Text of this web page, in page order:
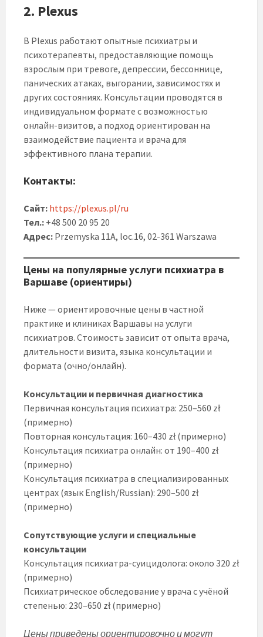
2. Plexus
В Plexus работают опытные психиатры и
психотерапевты, предоставляющие помощь
взрослым при тревоге, депрессии, бессоннице,
панических атаках, выгорании, зависимостях и
других состояниях. Консультации проводятся в
индивидуальном формате с возможностью
онлайн-визитов, а подход ориентирован на
взаимодействие пациента и врача для
эффективного плана терапии.
Контакты:
Сайт: https://plexus.pl/ru
Тел.: +48 500 20 95 20
Адрес: Przemyska 11A, loc.16, 02-361 Warszawa
Цены на популярные услуги психиатра в
Варшаве (ориентиры)
Ниже — ориентировочные цены в частной
практике и клиниках Варшавы на услуги
психиатров. Стоимость зависит от опыта врача,
длительности визита, языка консультации и
формата (очно/онлайн).
Консультации и первичная диагностика
Первичная консультация психиатра: 250–560 zł
(примерно)
Повторная консультация: 160–430 zł (примерно)
Консультация психиатра онлайн: от 190–400 zł
(примерно)
Консультация психиатра в специализированных
центрах (язык English/Russian): 290–500 zł
(примерно)
Сопутствующие услуги и специальные
консультации
Консультация психиатра-суицидолога: около 320 zł
(примерно)
Психиатрическое обследование у врача с учёной
степенью: 230–650 zł (примерно)
Цены приведены ориентировочно и могут